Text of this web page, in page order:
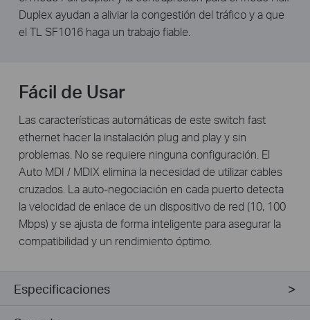
Duplex ayudan a aliviar la congestión del tráfico y a que
el TL SF1016 haga un trabajo fiable.
Fácil de Usar
Las características automáticas de este switch fast
ethernet hacer la instalación plug and play y sin
problemas. No se requiere ninguna configuración. El
Auto MDI / MDIX elimina la necesidad de utilizar cables
cruzados. La auto-negociación en cada puerto detecta
la velocidad de enlace de un dispositivo de red (10, 100
Mbps) y se ajusta de forma inteligente para asegurar la
compatibilidad y un rendimiento óptimo.
Especificaciones